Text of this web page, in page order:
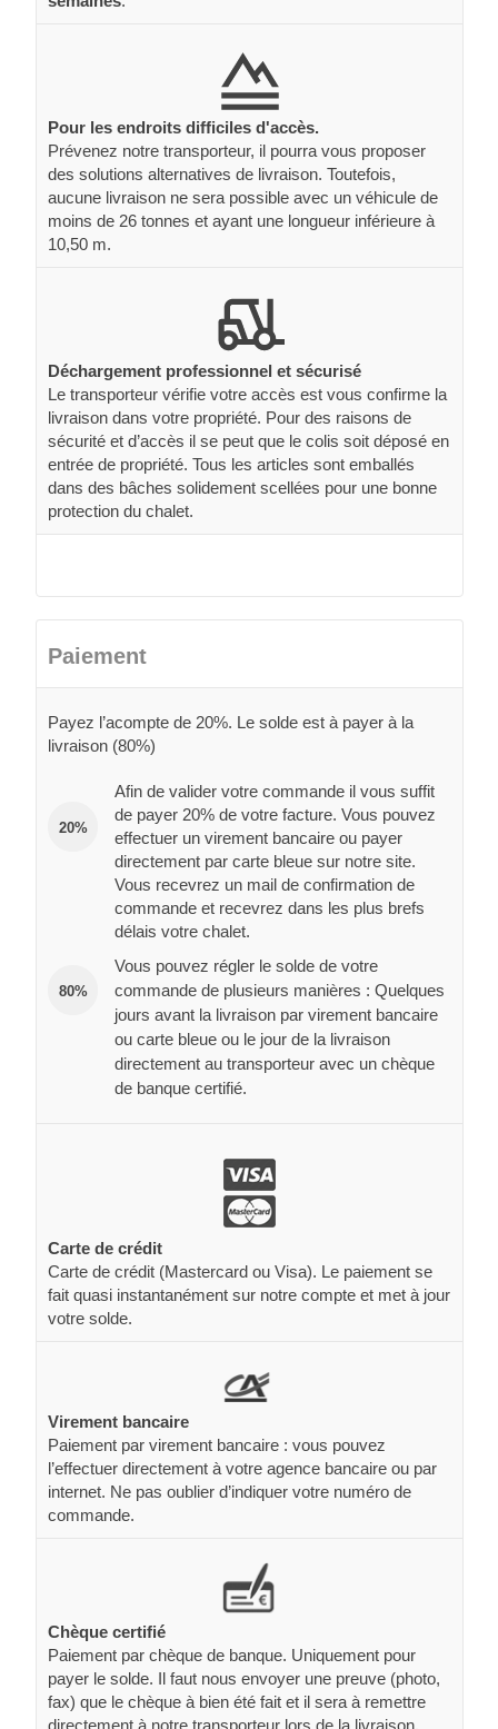
Pour les endroits difficiles d'accès.
Prévenez notre transporteur, il pourra vous proposer
des solutions alternatives de livraison. Toutefois,
aucune livraison ne sera possible avec un véhicule de
moins de 26 tonnes et ayant une longueur inférieure à
10,50 m.
Déchargement professionnel et sécurisé
Le transporteur vérifie votre accès est vous confirme la
livraison dans votre propriété. Pour des raisons de
sécurité et d’accès il se peut que le colis soit déposé en
entrée de propriété. Tous les articles sont emballés
dans des bâches solidement scellées pour une bonne
protection du chalet.
Paiement
Payez l’acompte de 20%. Le solde est à payer à la
livraison (80%)
20%
Afin de valider votre commande il vous suffit
de payer 20% de votre facture. Vous pouvez
effectuer un virement bancaire ou payer
directement par carte bleue sur notre site.
Vous recevrez un mail de confirmation de
commande et recevrez dans les plus brefs
délais votre chalet.
80%
Vous pouvez régler le solde de votre
commande de plusieurs manières : Quelques
jours avant la livraison par virement bancaire
ou carte bleue ou le jour de la livraison
directement au transporteur avec un chèque
de banque certifié.
Carte de crédit
Carte de crédit (Mastercard ou Visa). Le paiement se
fait quasi instantanément sur notre compte et met à jour
votre solde.
Virement bancaire
Paiement par virement bancaire : vous pouvez
l’effectuer directement à votre agence bancaire ou par
internet. Ne pas oublier d’indiquer votre numéro de
commande.
Chèque certifié
Paiement par chèque de banque. Uniquement pour
payer le solde. Il faut nous envoyer une preuve (photo,
fax) que le chèque à bien été fait et il sera à remettre
directement à notre transporteur lors de la livraison.